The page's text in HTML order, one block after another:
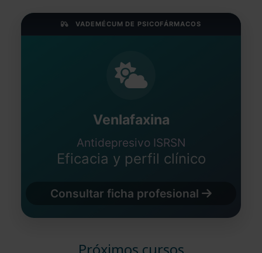
VADEMÉCUM DE PSICOFÁRMACOS
Venlafaxina
Antidepresivo ISRSN
Eficacia y perfil clínico
Consultar ficha profesional